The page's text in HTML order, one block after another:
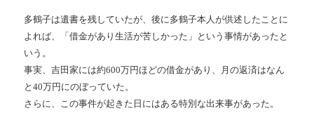
多鶴子は遺書を残していたが、後に多鶴子本人が供述したことに
よれば、「借金があり生活が苦しかった」という事情があったと
いう。
事実、吉田家には約600万円ほどの借金があり、月の返済はなん
と40万円にのぼっていた。
さらに、この事件が起きた日にはある特別な出来事があった。